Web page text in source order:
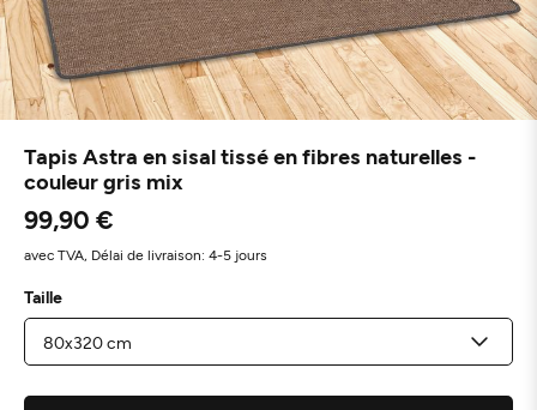
Tapis Astra en sisal tissé en fibres naturelles -
couleur gris mix
99,90 €
avec TVA, Délai de livraison: 4-5 jours
Taille